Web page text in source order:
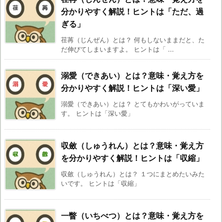
分かりやすく解説！ヒントは「ただ、過
ぎる」
荏苒（じんぜん）とは？ 何もしないままだと、た
だ伸びてしまいますよ。 ヒントは「 ...
溺愛（できあい）とは？意味・覚え方を
分かりやすく解説！ヒントは「深い愛」
溺愛（できあい）とは？ とてもかわいがっていま
す。 ヒントは「深い愛」
収斂（しゅうれん）とは？意味・覚え方
を分かりやすく解説！ヒントは「収縮」
収斂（しゅうれん）とは？ １つにまとめたいみた
いです。 ヒントは「収縮」
一瞥（いちべつ）とは？意味・覚え方を